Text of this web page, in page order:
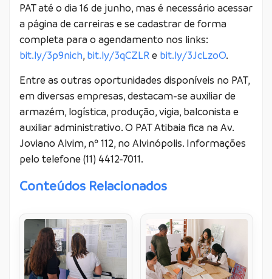
PAT até o dia 16 de junho, mas é necessário acessar
a página de carreiras e se cadastrar de forma
completa para o agendamento nos links:
bit.ly/3p9nich, bit.ly/3qCZLRe bit.ly/3JcLzoO.
Entre as outras oportunidades disponíveis no PAT,
em diversas empresas, destacam-se auxiliar de
armazém, logística, produção, vigia, balconista e
auxiliar administrativo. O PAT Atibaia fica na Av.
Joviano Alvim, nº 112, no Alvinópolis. Informações
pelo telefone (11) 4412-7011.
Conteúdos Relacionados